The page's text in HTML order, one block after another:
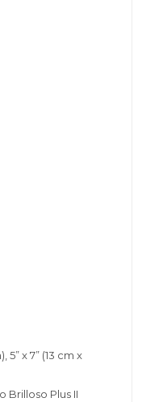
5” x 7” (13 cm x
Plus II